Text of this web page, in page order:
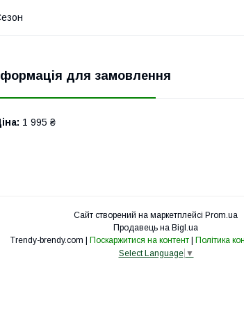
для замовлення
1 995 ₴
Сайт створений на маркетплейсі Prom.ua
Продавець на Bigl.ua
Trendy-brendy.com | Поскаржитися на контент | Політика
Select Language ▼